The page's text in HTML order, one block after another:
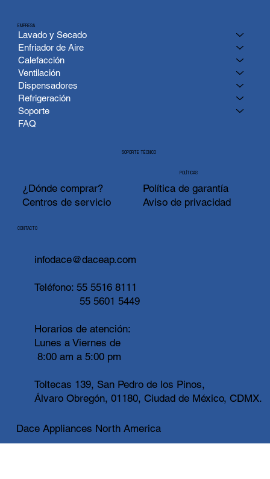
EMPRESA
Lavado y Secado
Enfriador de Aire
Calefacción
Ventilación
Dispensadores
Refrigeración
Soporte
FAQ
SOPORTE TÉCNICO
¿Dónde comprar?
Centros de servicio
POLÍTICAS
Política de garantía
Aviso de privacidad
infodace@daceap.com
Teléfono:55 5516 8111
55 5601 5449
Horarios de atención:
Lunes a Viernes de
8:00 am a 5:00 pm
Toltecas 139, San Pedro de los Pinos,
Álvaro Obregón, 01180, Ciudad de México, CDMX.
CONTACTO
Dace Appliances North America